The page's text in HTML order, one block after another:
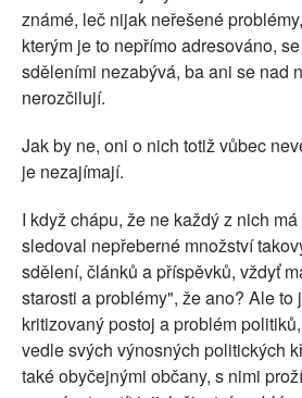
známé, leč nijak neřešené
kterým je to nepřímo adresováno,
sděleními nezabývá, ba ani se nad
nerozčilují.
Jak by ne, oni o nich totiž vůbec
je nezajímají.
I když chápu, že ne každý z nich
sledoval nepřeberné množství
sdělení, článků a příspěvků, vždyť
starosti a problémy", že ano? Ale to
kritizovaný postoj a problém
vedle svých výnosných politických
také obyčejnými občany, s nimi